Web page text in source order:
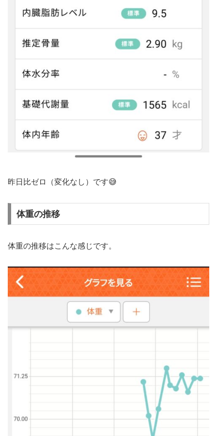
昨日比ゼロ（変化なし）です😅
体重の推移
体重の推移はこんな感じです。